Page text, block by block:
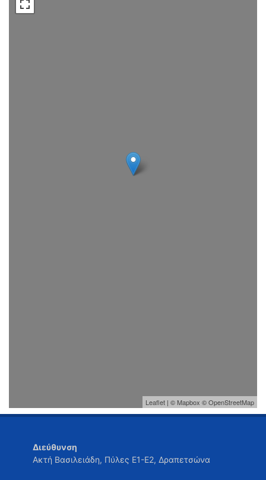
Leaflet | ©Mapbox ©OpenStreetMap
Διεύθυνση
Ακτή Βασιλειάδη, Πύλες Ε1-Ε2, Δραπετσώνα